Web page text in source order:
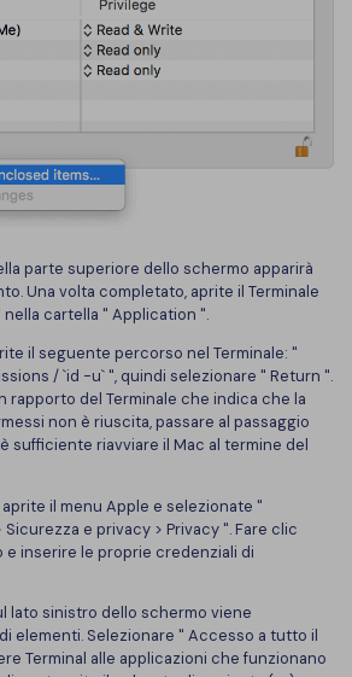
parte superiore dello schermo apparirà
Una volta completato, aprite il Terminale
cartella " Application ".
il seguente percorso nel Terminale: "
/ `id -u` ", quindi selezionare " Return ".
rapporto del Terminale che indica che la
non è riuscita, passare al passaggio
sufficiente riavviare il Mac al termine del
il menu Apple e selezionate "
e privacy > Privacy ". Fare clic
inserire le proprie credenziali di
lato sinistro dello schermo viene
elementi. Selezionare " Accesso a tutto il
Terminal alle applicazioni che funzionano